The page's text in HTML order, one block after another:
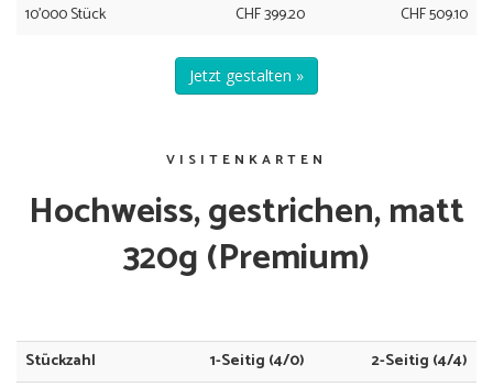
10'000 Stück
CHF 399.20 CHF 509.10
Jetzt gestalten »
VISITENKARTEN
Hochweiss, gestrichen, matt
320g (Premium)
Stückzahl 1-Seitig (4/0)
2-Seitig (4/4)